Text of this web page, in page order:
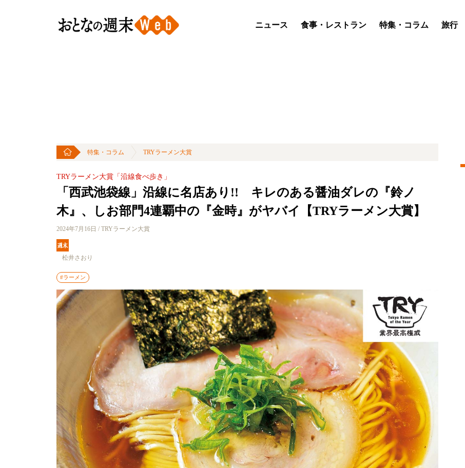
ニュース 食事・レストラン 特集・コラム 旅行
特集・コラム TRYラーメン大賞
TRYラーメン大賞「沿線食べ歩き」
「西武池袋線」沿線に名店あり!! キレのある醤油ダレの『鈴ノ
木』、しお部門4連覇中の『金時』がヤバイ【TRYラーメン大賞】
2024年7月16日 / TRYラーメン大賞
松井さおり
#ラーメン